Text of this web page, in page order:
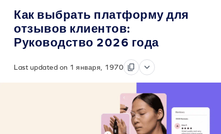
Как выбрать платформу для
отзывов клиентов:
Руководство 2026 года
Last updated on 1 января, 1970